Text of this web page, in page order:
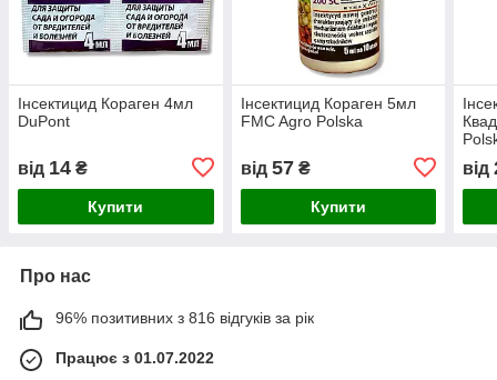
Інсектицид Кораген 4мл
DuPont
від 14 ₴
Купити
Інсектицид Кораген 5мл
FMC Agro Polska
від 57₴
Купити
від
Про нас
96% позитивних з 816 відгуків за рік
Працює з 01.07.2022